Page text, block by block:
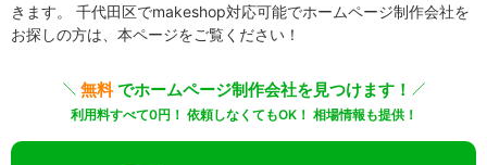
きます。 千代田区でmakeshop対応可能でホームページ制作会社を
お探しの方は、本ページをご覧ください！
無料でホームページ制作会社を見つけます！
利用料すべて0円！ 依頼しなくてもOK！ 相場情報も提供！